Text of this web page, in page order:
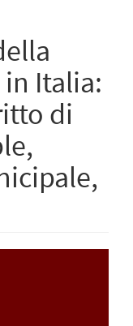
Italia:
di